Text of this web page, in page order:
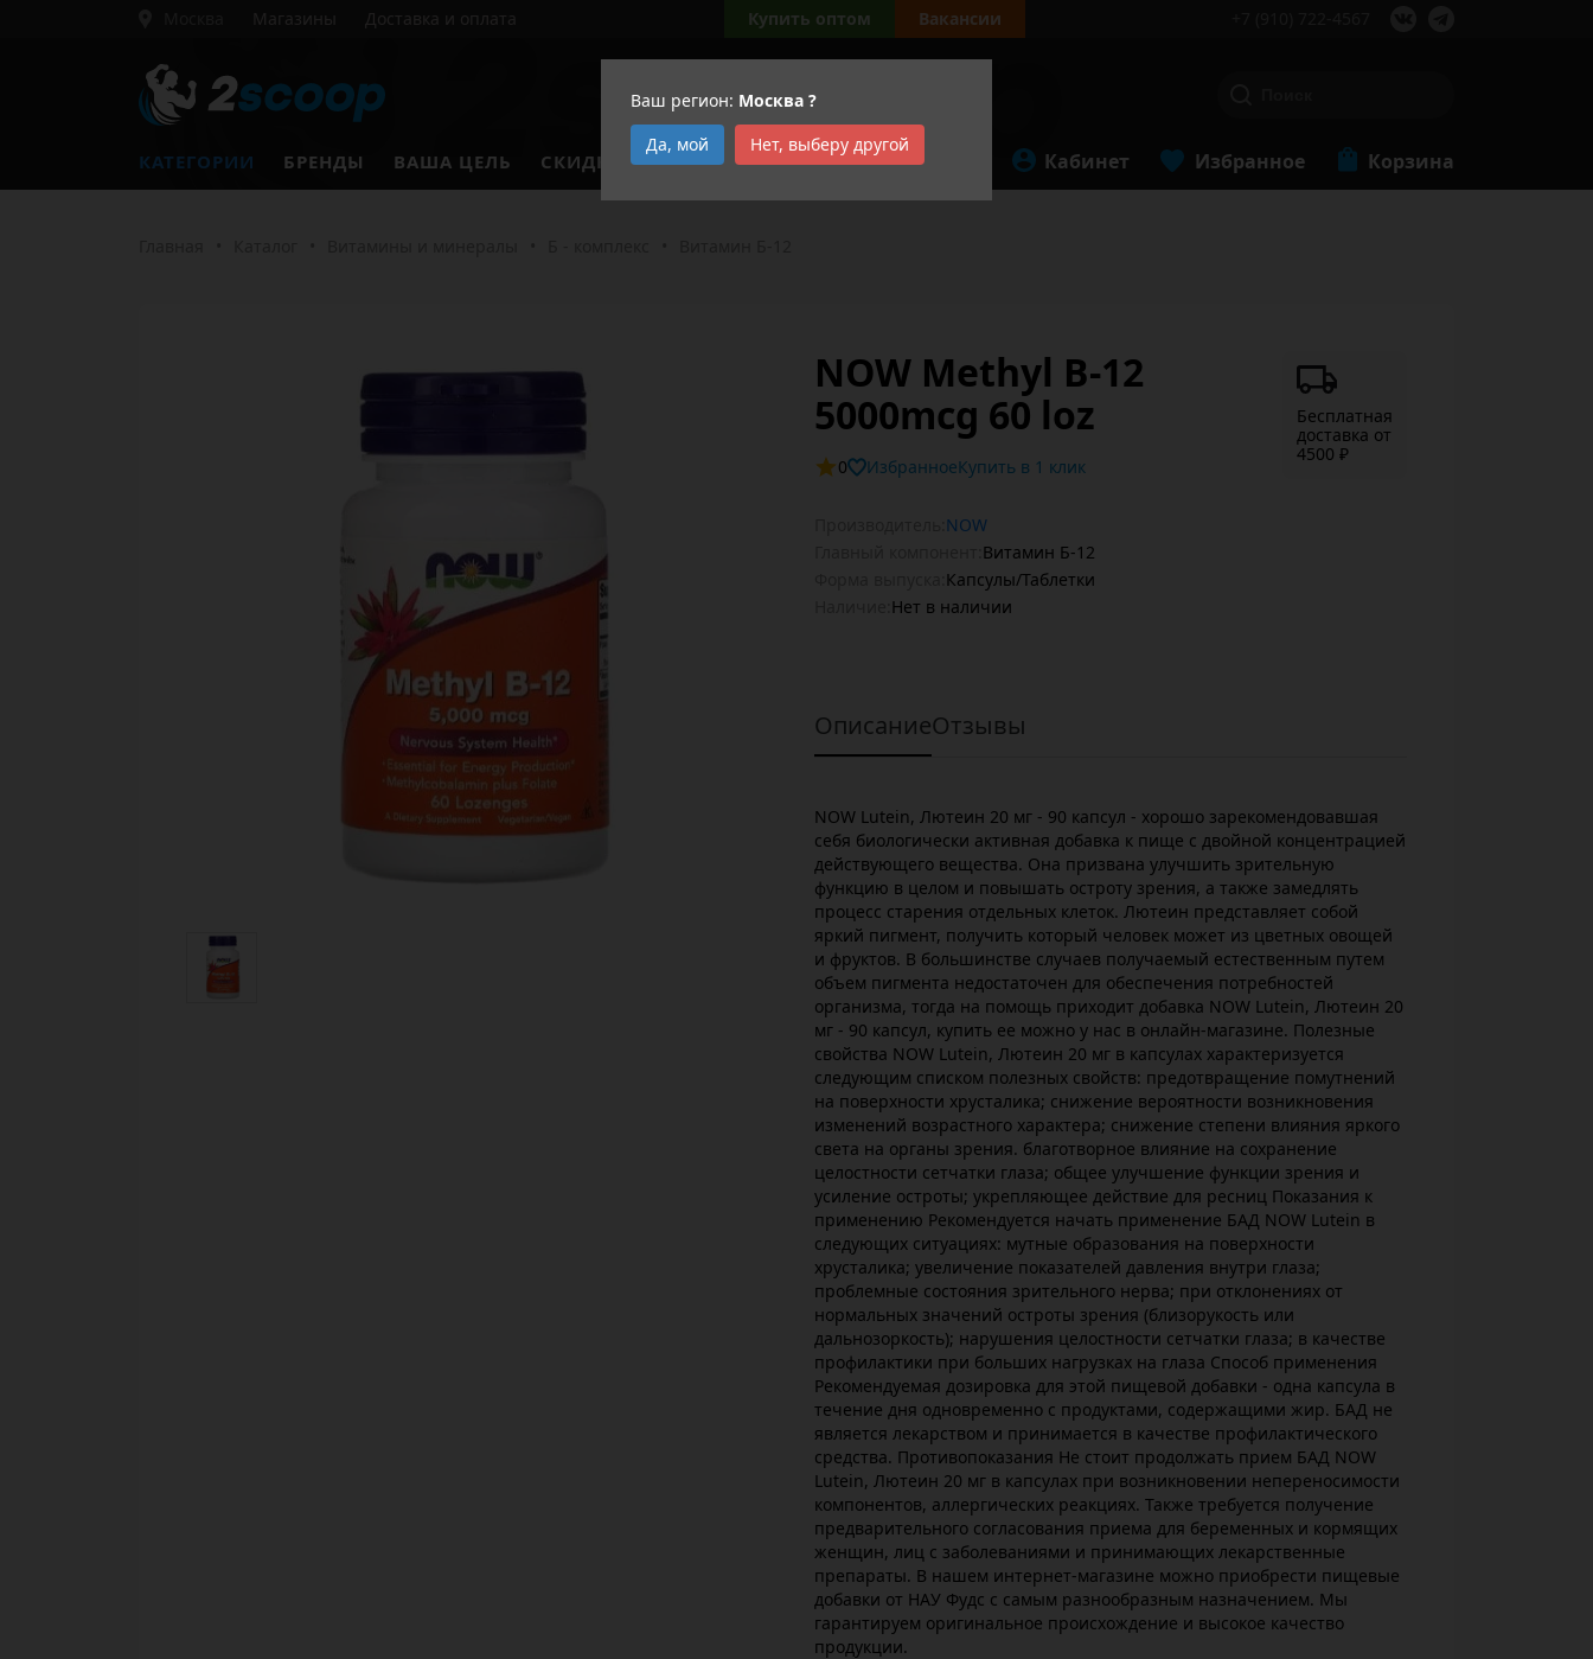
Ваш регион: Москва ?
Да, мой
Нет, выберу другой
Магазины Доставка и оплата Купить оптом Вакансии
КАТЕГОРИИ БРЕНДЫ ВАША ЦЕЛЬ СКИДКИ АКЦИИ Кабинет Избранное Корзина
NOW Methyl B-12
5000mcg 60 loz
0 Избранное Купить в 1 клик
Бесплатная
доставка от
4500 ₽
NOW
Витамин Б-12
Капсулы/Таблетки
Нет в наличии
ОписаниеОтзывы
NOW Lutein, Лютеин 20 мг - 90 капсул - хорошо зарекомендовавшая
себя биологически активная добавка к пище с двойной концентрацией
действующего вещества. Она призвана улучшить зрительную
функцию в целом и повышать остроту зрения, а также замедлять
процесс старения отдельных клеток. Лютеин представляет собой
яркий пигмент, получить который человек может из цветных овощей
и фруктов. В большинстве случаев получаемый естественным путем
объем пигмента недостаточен для обеспечения потребностей
организма, тогда на помощь приходит добавка NOW Lutein, Лютеин 20
мг - 90 капсул, купить ее можно у нас в онлайн-магазине. Полезные
свойства NOW Lutein, Лютеин 20 мг в капсулах характеризуется
следующим списком полезных свойств: предотвращение помутнений
на поверхности хрусталика; снижение вероятности возникновения
изменений возрастного характера; снижение степени влияния яркого
света на органы зрения. благотворное влияние на сохранение
целостности сетчатки глаза; общее улучшение функции зрения и
усиление остроты; укрепляющее действие для ресниц Показания к
применению Рекомендуется начать применение БАД NOW Lutein в
следующих ситуациях: мутные образования на поверхности
хрусталика; увеличение показателей давления внутри глаза;
проблемные состояния зрительного нерва; при отклонениях от
нормальных значений остроты зрения (близорукость или
дальнозоркость); нарушения целостности сетчатки глаза; в качестве
профилактики при больших нагрузках на глаза Способ применения
Рекомендуемая дозировка для этой пищевой добавки - одна капсула в
течение дня одновременно с продуктами, содержащими жир. БАД не
является лекарством и принимается в качестве профилактического
средства. Противопоказания Не стоит продолжать прием БАД NOW
Lutein, Лютеин 20 мг в капсулах при возникновении непереносимости
компонентов, аллергических реакциях. Также требуется получение
предварительного согласования приема для беременных и кормящих
женщин, лиц с заболеваниями и принимающих лекарственные
препараты. В нашем интернет-магазине можно приобрести пищевые
добавки от НАУ Фудс с самым разнообразным назначением. Мы
гарантируем оригинальное происхождение и высокое качество
продукции.